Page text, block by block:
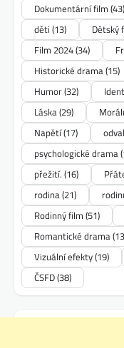
Dokumentární film (43)
děti (13) Dětský
Film 2024(34)
Historické drama(15)
Humor(32)
Láska(29)
Napětí(17)
psychologické drama
přežití. (16)
rodina(21)
Rodinný film (51)
Romantické drama
Vizuální efekty(19)
ČSFD(38)